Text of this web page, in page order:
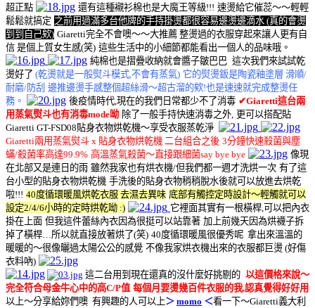
超正點
還有這種襯衫棉也是大魔王等級!!! 速燙給它催蕊～～輕輕
鬆鬆就搞定 之前用過滿多台他牌的手持掛燙都很容易邊燙邊滴水 (真的會燙
到到自己欸) Giaretti完全不會噢～～大推薦 整燙過的衣服穿起來讓人更有自
信 是個上質女生感(笑) 這些生活中的小細節都能看出一個人的品味哦。
純棉也是摺疊收納就會醬子皺巴巴 這次我們來試試乾
燙好了 (乾燙就是一般熨斗模式,不會有蒸氣) 它的熨燙鈑是陶瓷釉塗層 滑順/
耐磨/防刮 邊推邊燙手感整個超絲滑～超古溜的欸!也是速速就完成整燙任
務。
後疫情時代,現在的我們日常都少不了消毒 ✔Giaretti這台兩
用蒸氣熨斗也有消毒mode呦 除了一般手持快速消毒之外, 更可以搭配貼
Giaretti GT-FSD08貼身衣物烘乾機～享受衣服蒸乾淨
Giaretti兩用蒸氣熨斗 x 貼身衣物烘乾機 二台組合之後 3分鐘快速殺菌與塵
蟎/殺菌率高達99.9% 高溫蒸氣殺菌～直接跟細菌say bye bye
像現
在北部又是連日的雨 雖然我家也有烘衣機/但我們都一週才洗烘一次 有了這
台小型的貼身衣物烘乾機 手洗後的貼身衣物稍稍脫水後就可以放進去烘乾
啦!!! 40度循環暖風烘乾衣服 去濕去異味 底部有觸控定時設計～輕觸就可以
設定2/4/6小時的定時烘乾呦 :)
它裡面其實有一根橫桿,可以把內衣
掛在上面 但我這件蕾絲內衣因為很挺可以站靠著 加上前幾天因為烘襪子拆
掉了橫桿… 所以就直接放著烘了(笑) 40度循環暖風很優秀呢 拿出來溫溫的
暖暖的～很像曬過太陽公公的感覺 不像我家烘衣機出來的衣服都巨燙 (好傷
衣料吶)
這二台用到現在還真的沒什麼好挑剔的 以這價格來說～
完全符合母金牛心中的高C/P值 每個月要燙幾百件衣服的我,認真覺得好好用
以上～分享給妳們噢 有興趣的人可以上＞ momo ＜看一下～Giaretti義大利